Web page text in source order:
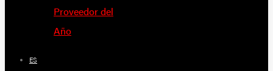
Proveedor del
Año
ES